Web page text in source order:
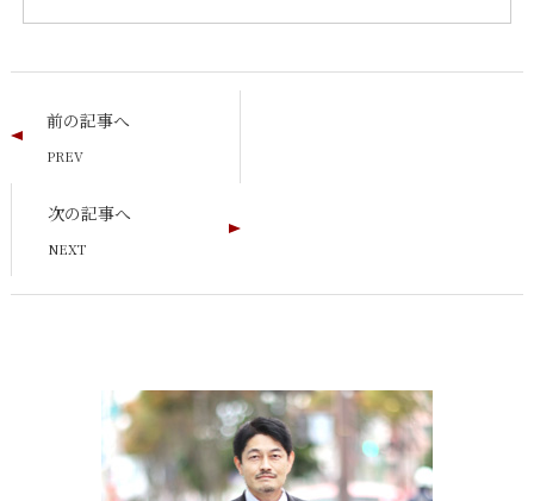
前の記事へ
次の記事へ